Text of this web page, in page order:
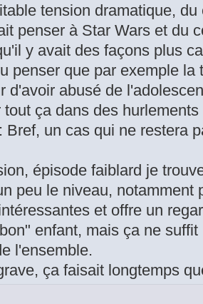
tension dramatique,
penser à Star Wars et du
y avait des façons plus
penser que par exemple la
d'avoir abusé de
tout ça dans des
Bref, un cas qui ne restera
épisode faiblard je
peu le niveau, notamment
et offre un
enfant, mais ça ne
l'ensemble.
ça faisait longtemps